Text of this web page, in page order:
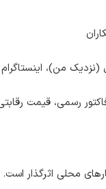
من)،
رسمی، قیمت
محلی اثرگذار است.